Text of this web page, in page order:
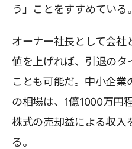
う」ことをすすめている。
オーナー社長として会社
値を上げれば、引退のタ
ことも可能だ。中小企
の相場は、1億1000万円
株式の売却益による収入
る。